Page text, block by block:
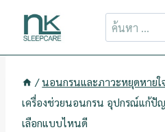
ค้นหา
สำหรับ:
/ นอนกรนและภาวะหยุดหาย
เครื่องช่วยนอนกรน อุปกรณ์แก้ปั
เลือกแบบไหนดี